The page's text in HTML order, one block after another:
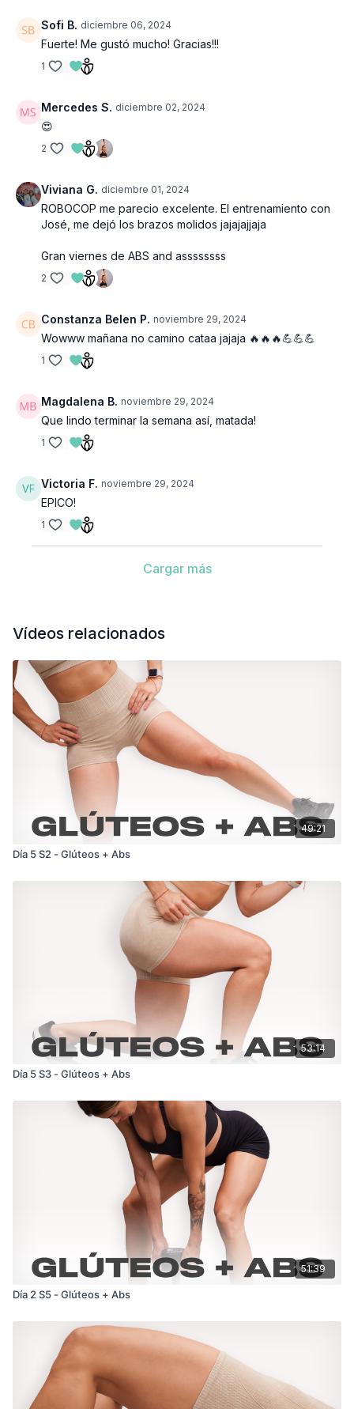
Sofi B. diciembre 06, 2024
Fuerte! Me gustó mucho! Gracias!!!
1
Mercedes S. diciembre 02, 2024
😍
2
Viviana G. diciembre 01, 2024
ROBOCOP me parecio excelente. El entrenamiento con
José, me dejó los brazos molidos jajajajjaja
Gran viernes de ABS and assssssss
2
Constanza Belen P. noviembre 29, 2024
Wowww mañana no camino cataa jajaja 🔥🔥🔥💪💪💪
1
Magdalena B. noviembre 29, 2024
Que lindo terminar la semana así, matada!
1
Victoria F. noviembre 29, 2024
EPICO!
1
Cargar más
Vídeos relacionados
49:21
Día 5 S2 - Glúteos + Abs
53:14
Día 5 S3 - Glúteos + Abs
51:39
Día 2 S5 - Glúteos + Abs